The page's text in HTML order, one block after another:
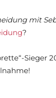
mit
?
Sieger